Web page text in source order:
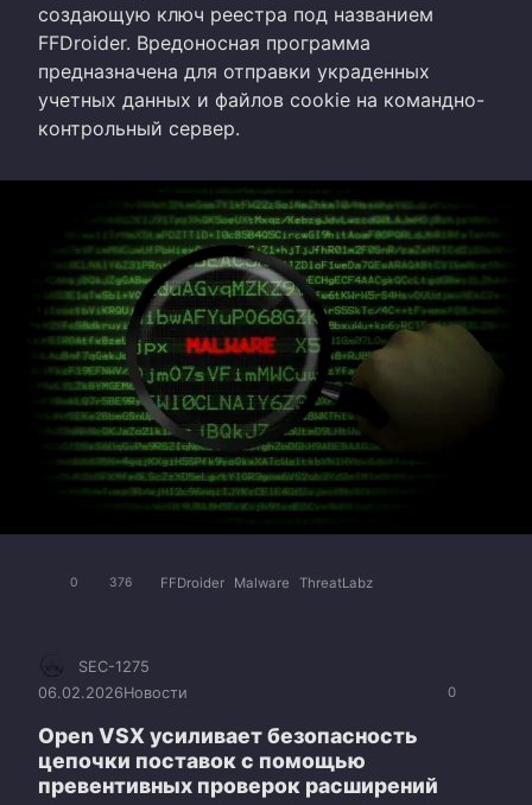
создающую ключ реестра под названием
FFDroider. Вредоносная программа
предназначена для отправки украденных
учетных данных и файлов cookie на командно-
контрольный сервер.
0 376 FFDroider Malware ThreatLabz
0
SEC-1275
06.02.2026Новости
Open VSX усиливает безопасность
цепочки поставок с помощью
превентивных проверок расширений